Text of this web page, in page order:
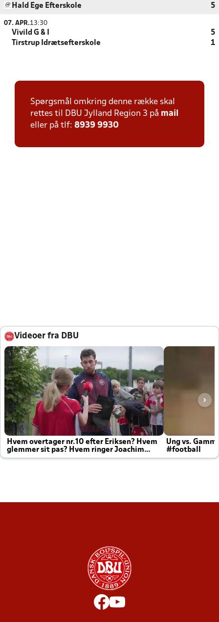
Hald Ege Efterskole
5
07. APR.13:30
Vivild G & I
5
Tirstrup Idrætsefterskole
1
Spørgsmål omkring denne række skal
rettes til DBU Jylland Region 3 på mail
eller på tlf: 8939 9930
Videoer fra DBU
Hvem overtager nr.10 efter Eriksen? Hvem
glemmer sit pas? Hvem ringer Joachim
altid til efter kampe?
Ung vs.
#football